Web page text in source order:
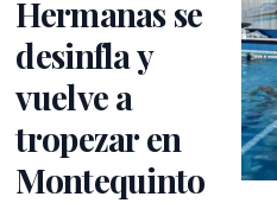
Hermanas se
desinfla y
vuelve a
tropezar en
Montequinto